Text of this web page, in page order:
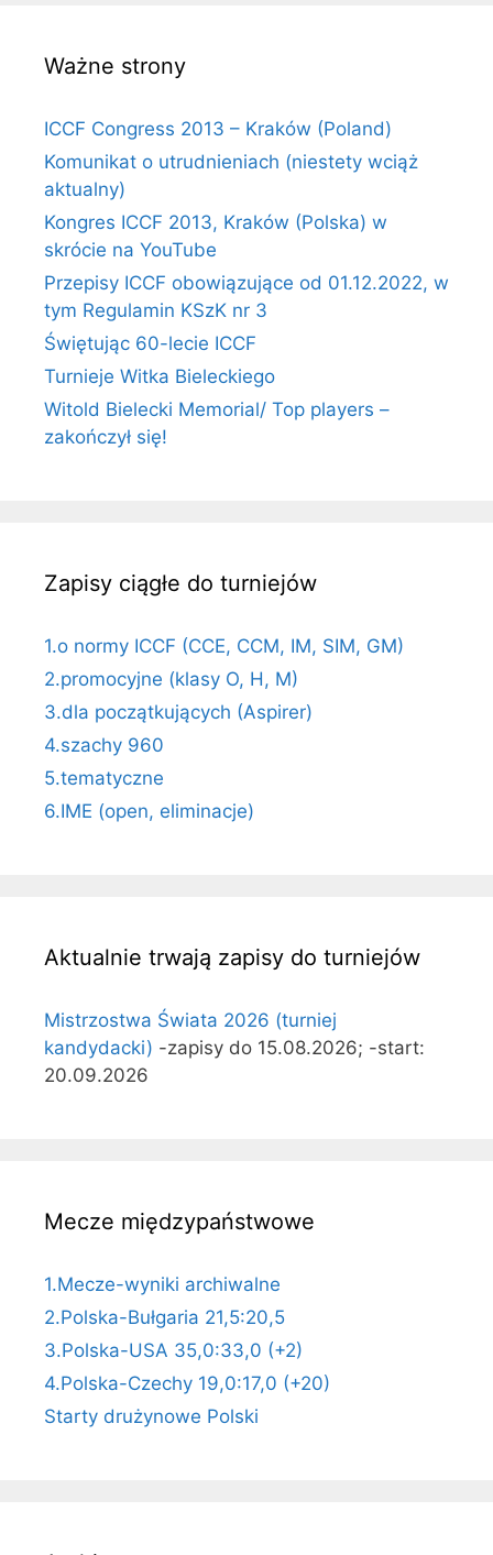
Ważne strony
ICCF Congress 2013 – Kraków (Poland)
Komunikat o utrudnieniach (niestety wciąż
aktualny)
Kongres ICCF 2013, Kraków (Polska) w
skrócie na YouTube
Przepisy ICCF obowiązujące od 01.12.2022, w
tym Regulamin KSzK nr 3
Świętując 60-lecie ICCF
Turnieje Witka Bieleckiego
Witold Bielecki Memorial/ Top players –
zakończył się!
Zapisy ciągłe do turniejów
1.o normy ICCF (CCE, CCM, IM, SIM, GM)
2.promocyjne (klasy O, H, M)
3.dla początkujących (Aspirer)
4.szachy 960
5.tematyczne
6.IME (open, eliminacje)
Aktualnie trwają zapisy do turniejów
Mistrzostwa Świata 2026 (turniej
kandydacki) -zapisy do 15.08.2026; -start:
20.09.2026
Mecze międzypaństwowe
1.Mecze-wyniki archiwalne
2.Polska-Bułgaria 21,5:20,5
3.Polska-USA 35,0:33,0 (+2)
4.Polska-Czechy 19,0:17,0 (+20)
Starty drużynowe Polski